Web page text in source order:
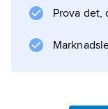
, medProva det,